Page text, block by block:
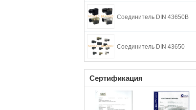
Соединитель DIN 43650B
Соединитель DIN 43650
Сертификация